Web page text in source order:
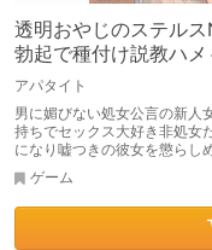
透明おやじのステル
勃起で種付け説教ハメ
アパタイト
男に媚びない処女公言の新人
持ちでセックス大好き非処女
になり嘘つきの彼女を懲らし
ゲーム